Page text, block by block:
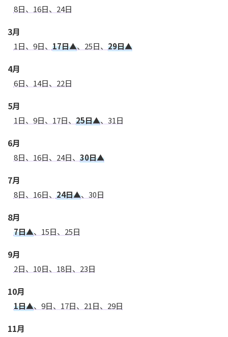
8日、16日、24日
3月
1日、9日、 17日▲、25日、 29日▲
4月
6日、14日、22日
5月
1日、9日、17日、 25日▲、31日
6月
8日、16日、24日、 30日▲
7月
8日、16日、 24日▲、30日
8月
7日▲、15日、25日
9月
2日、10日、18日、23日
10月
1日▲、9日、17日、21日、29日
11月